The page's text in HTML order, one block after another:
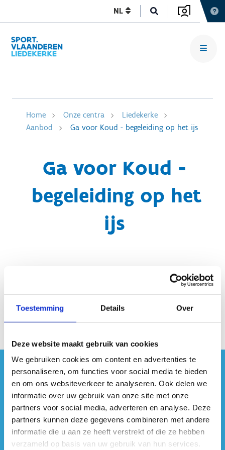
Toestemming Details Over
Deze website maakt gebruik van cookies
We gebruiken cookies om content en advertenties te
personaliseren, om functies voor social media te bieden
en om ons websiteverkeer te analyseren. Ook delen we
informatie over uw gebruik van onze site met onze
partners voor social media, adverteren en analyse. Deze
partners kunnen deze gegevens combineren met andere
informatie die u aan ze heeft verstrekt of die ze hebben
verzameld op basis van uw gebruik van hun services.
NL
Home Onze centra
Liedekerke
Aanbod
Ga voor Koud - begeleiding op het ijs
Ga voor Koud -
begeleiding op het
ijs
#sportersbelevenmeer
ook op sociale media